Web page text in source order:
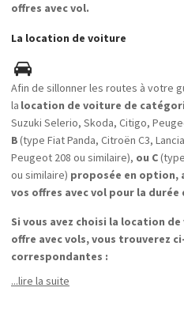
offres avec vol.
La location de voiture
Afin de sillonner les routes à votre
la location de voiture de
Suzuki Selerio, Skoda, Citigo,
B(type Fiat Panda, Citroën C3,
Peugeot 208 ou similaire), ou C
ou similaire) proposée en option,
vos offres avec vol pour la
Si vous avez choisi la location
offre avec vols, vous trouverez
correspondantes :
...lire la suite